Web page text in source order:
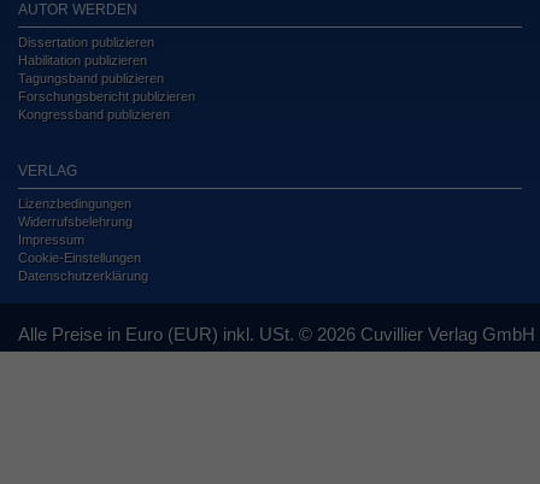
AUTOR WERDEN
Dissertation publizieren
Habilitation publizieren
Tagungsband publizieren
Forschungsbericht publizieren
Kongressband publizieren
VERLAG
Lizenzbedingungen
Widerrufsbelehrung
Impressum
Cookie-Einstellungen
Datenschutzerklärung
Alle Preise in Euro (EUR) inkl. USt. © 2026 Cuvillier Verlag GmbH